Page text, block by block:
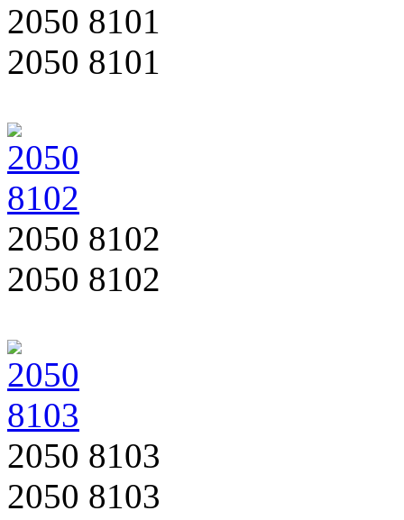
2050 8101
2050 8101
2050 8102
2050 8102
2050 8103
2050 8103